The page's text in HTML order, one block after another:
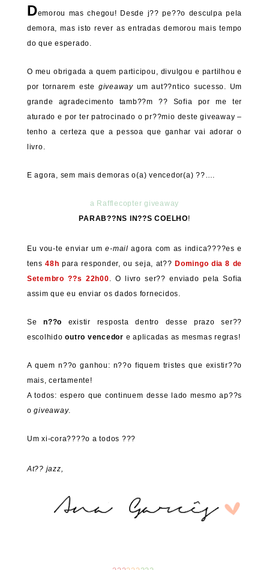
Demorou mas chegou! Desde j?? pe??o desculpa pela
demora, mas isto rever as entradas demorou mais tempo
do que esperado.
O meu obrigada a quem participou, divulgou e partilhou e
por tornarem este giveawayum aut??ntico sucesso. Um
grande agradecimento tamb??m ?? Sofia por me ter
aturado e por ter patrocinado o pr??mio deste giveaway –
tenho a certeza que a pessoa que ganhar vai adorar o
livro.
E agora, sem mais demoras o(a) vencedor(a) ??….
a Rafflecopter giveaway
PARAB??NS IN??S COELHO!
Eu vou-te enviar ume-mail agora com as indica????es e
tens48h para responder, ou seja, at?? Domingo dia 8 de
Setembro ??s 22h00 . O livro ser?? enviado pela Sofia
assim que eu enviar os dados fornecidos.
Se n??o existir resposta dentro desse prazo ser??
escolhidooutro vencedor e aplicadas as mesmas regras!
A quem n??o ganhou: n??o fiquem tristes que existir??o
mais, certamente!
A todos: espero que continuem desse lado mesmo ap??s
ogiveaway.
Um xi-cora????o a todos ???
At?? jazz,